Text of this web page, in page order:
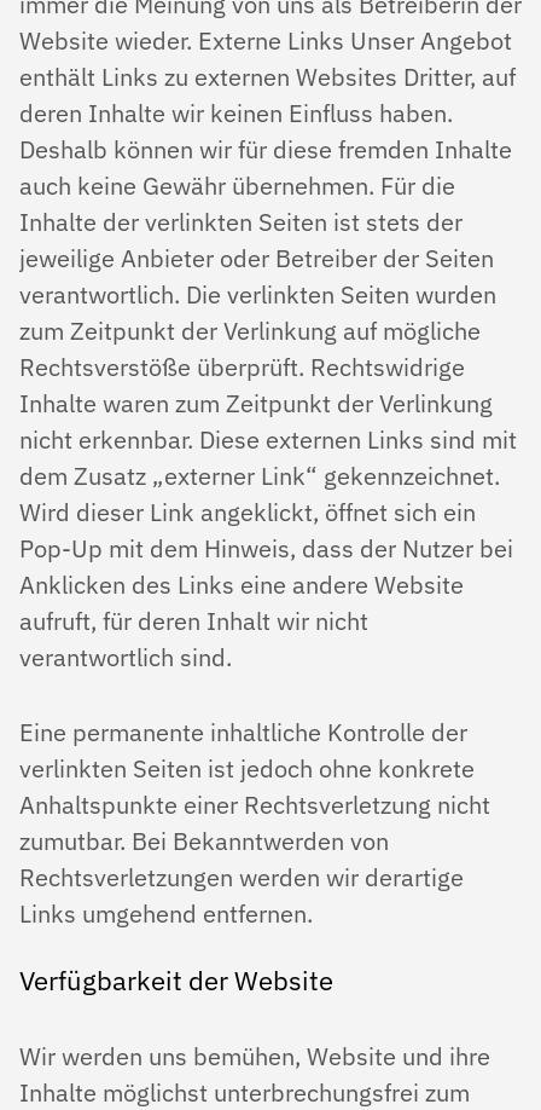
Website wieder. Externe Links Unser Angebot
enthält Links zu externen Websites Dritter, auf
deren Inhalte wir keinen Einfluss haben.
Deshalb können wir für diese fremden Inhalte
auch keine Gewähr übernehmen. Für die
Inhalte der verlinkten Seiten ist stets der
jeweilige Anbieter oder Betreiber der Seiten
verantwortlich. Die verlinkten Seiten wurden
zum Zeitpunkt der Verlinkung auf mögliche
Rechtsverstöße überprüft. Rechtswidrige
Inhalte waren zum Zeitpunkt der Verlinkung
nicht erkennbar. Diese externen Links sind mit
dem Zusatz „externer Link“ gekennzeichnet.
Wird dieser Link angeklickt, öffnet sich ein
Pop-Up mit dem Hinweis, dass der Nutzer bei
Anklicken des Links eine andere Website
aufruft, für deren Inhalt wir nicht
verantwortlich sind.
Eine permanente inhaltliche Kontrolle der
verlinkten Seiten ist jedoch ohne konkrete
Anhaltspunkte einer Rechtsverletzung nicht
zumutbar. Bei Bekanntwerden von
Rechtsverletzungen werden wir derartige
Links umgehend entfernen.
Verfügbarkeit der Website
Wir werden uns bemühen, Website und ihre
Inhalte möglichst unterbrechungsfrei zum